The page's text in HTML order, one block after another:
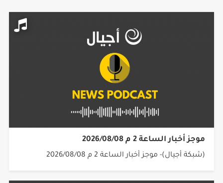
موجز أخبار الساعة 2 م 2026/08/08
(شبكة أجيال)- موجز أخبار الساعة 2 م 2026/08/08